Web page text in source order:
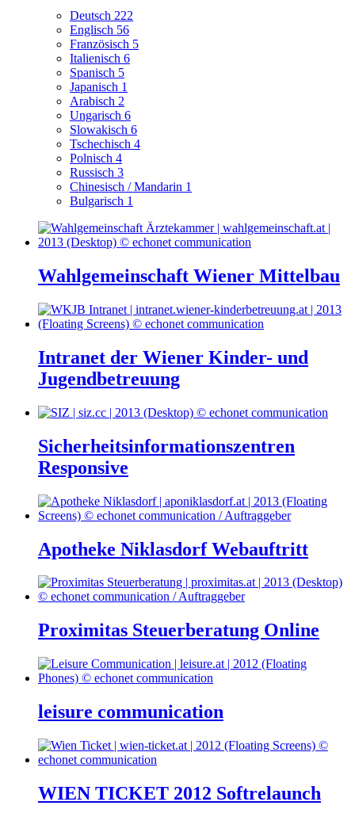
Deutsch 222
Englisch 56
Französisch 5
Italienisch 6
Spanisch 5
Japanisch 1
Arabisch 2
Ungarisch 6
Slowakisch 6
Tschechisch 4
Polnisch 4
Russisch 3
Chinesisch / Mandarin 1
Bulgarisch 1
Wahlgemeinschaft Wiener Mittelbau
Intranet der Wiener Kinder- und
Jugendbetreuung
Sicherheitsinformationszentren
Responsive
Apotheke Niklasdorf Webauftritt
Proximitas Steuerberatung Online
leisure communication
WIEN TICKET 2012 Softrelaunch